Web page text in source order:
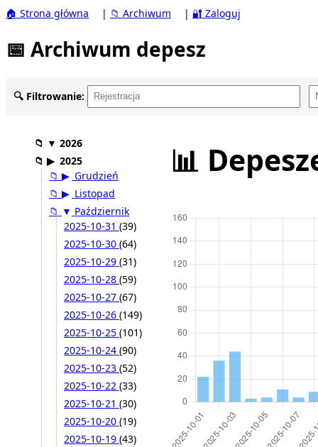
🏠 Strona główna | 📁 Archiwum | 🔐 Zaloguj
📅 Archiwum depesz
🔍 Filtrowanie:
📁 ▼ 2026
📁 ▶ 2025
📁 ▶ Grudzień
📁 ▶ Listopad
📁 ▼ Październik
2025-10-31 (39)
2025-10-30 (64)
2025-10-29 (31)
2025-10-28 (59)
2025-10-27 (67)
2025-10-26 (149)
2025-10-25 (101)
2025-10-24 (90)
2025-10-23 (52)
2025-10-22 (33)
2025-10-21 (30)
2025-10-20 (19)
2025-10-19 (43)
📊